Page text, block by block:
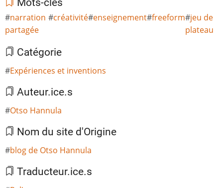
narration
partagée
créativité enseignement freeform jeu de
plateau
Catégorie
Expériences et inventions
Auteur.ice.s
Otso Hannula
Nom du site d'Origine
blog de Otso Hannula
Traducteur.ice.s